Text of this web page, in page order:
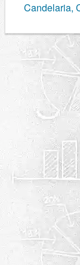
Candelaria,